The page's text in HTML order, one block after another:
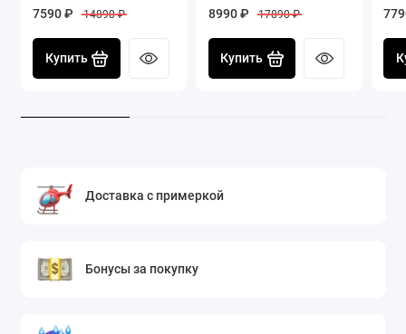
7590 ₽ 14890 ₽
Купить
8990 ₽ 17890 ₽
Купить
Доставка с примеркой
Бонусы за покупку